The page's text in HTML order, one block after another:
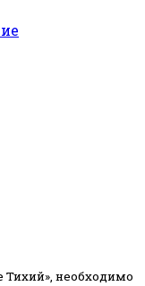
Тихий», необходимо